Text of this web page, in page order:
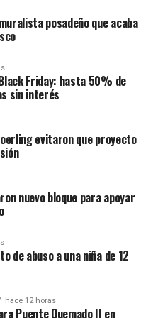
y en el caso digital
perfiles que la
idónea”.
la Oficina de
nacionales que
laborales similares a una
tres o cuatro meses,
“es por ahí el
en la oficina”.
efectivizan a trabajadores
municipal.
julio para presentar tu
presencial. Diseñemos
oficial.
para todos los
Las iniciativas deberán
principales y dos
propuesta.
11 obras
la ciudad.
posadeño que acaba
Friday: hasta 50% de
sin interés
evitaron que proyecto
nuevo bloque para apoyar
de abuso a una niña de 12
hace 12 horas
Puente Quemado II en